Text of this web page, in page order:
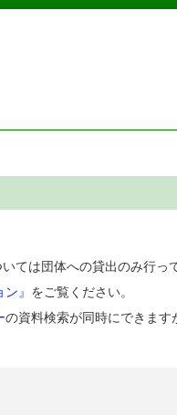
・予約システム
ては団体への貸出のみ行っ
』 をご覧ください。
の資料検索が同時にできます